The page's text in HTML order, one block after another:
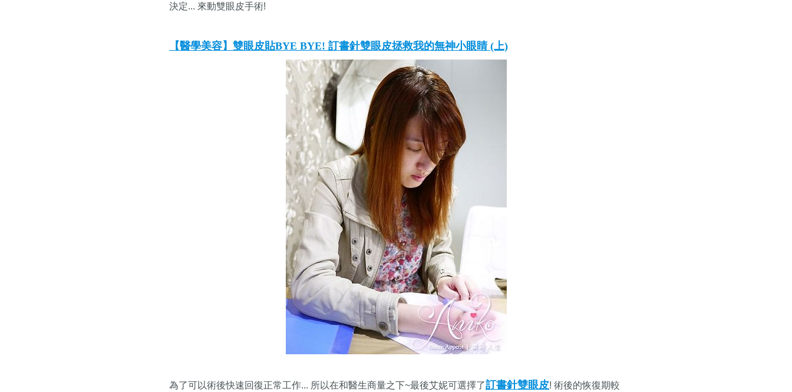
決定... 來動雙眼皮手術!
【醫學美容】雙眼皮貼BYE BYE! 訂書針雙眼皮拯救我的無神小眼睛 (上)
為了可以術後快速回復正常工作... 所以在和醫生商量之下~最後艾妮可選擇了訂書針雙眼皮! 術後的恢復期較